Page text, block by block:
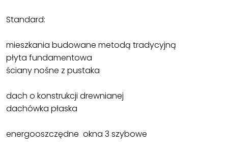
Standard:
mieszkania budowane metodą tradycyjną
płyta fundamentowa
ściany nośne z pustaka
dach o konstrukcji drewnianej
dachówka płaska
energooszczędne okna 3 szybowe